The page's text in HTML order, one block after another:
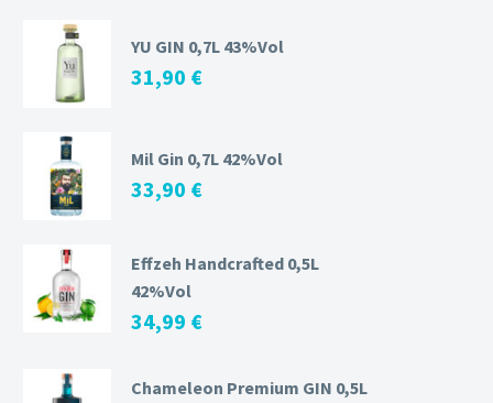
YU GIN 0,7L 43%Vol
31,90 €
Mil Gin 0,7L 42%Vol
33,90 €
Effzeh Handcrafted 0,5L
42%Vol
34,99 €
Chameleon Premium GIN 0,5L